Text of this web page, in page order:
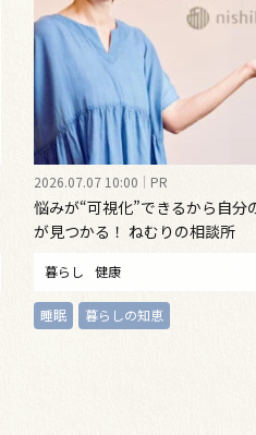
2026.07.07 10:00 PR
悩みが“可視化”できるから自分
が見つかる！ ねむりの相談所
暮らし 健康
睡眠 暮らしの知恵